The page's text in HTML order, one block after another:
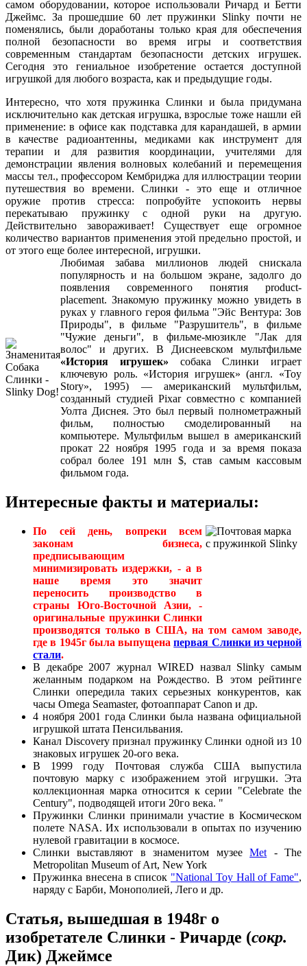
самом оборудовании, которое использовали Ричард и Бетти
Джеймс. За прошедшие 60 лет пружинки Slinky почти не
поменялись, были доработаны только края для обеспечения
полной безопасности во время игры и соответствия
современным стандартам безопасности детских игрушек.
Сегодня это гениальное изобретение остается доступной
игрушкой для любого возраста, как и предыдущие годы.
Интересно, что хотя пружинка Слинки и была придумана
исключительно как детская игрушка, взрослые тоже нашли ей
применение: в офисе как подставка для карандашей, в армии
в качестве радиоантенны, медиками как инструмент для
терапии и для развития координации, учителями для
демонстрации явления волновых колебаний и перемещения
массы тел., профессором Кембриджа для иллюстрации теории
путешествия во времени. Слинки - это еще и отличное
оружие против стресса: попробуйте успокоить нервы
перекатываю пружинку с одной руки на другую.
Действительно завораживает! Существует еще огромное
количество вариантов применения этой предельно простой, и
от этого еще более интересной, игрушки.
Любимая забава миллионов людей снискала
популярность и на большом экране, задолго до
появления современного понятия product-
placement. Знакомую пружинку можно увидеть в
руках у главного героя фильма "Эйс Вентура: Зов
Природы", в фильме "Разрушитель", в фильме
"Чужие деньги", в фильме-мюзикле "Лак для
волос" и других. В Диснеевском мультфильме
«История игрушек» собака Слинки играет
ключевую роль. «История игрушек» (англ. «Toy
Story», 1995) — американский мультфильм,
созданный студией Pixar совместно с компанией
Уолта Диснея. Это был первый полнометражный
фильм, полностью смоделированный на
компьютере. Мультфильм вышел в американский
прокат 22 ноября 1995 года и за время показа
собрал более 191 млн $, став самым кассовым
фильмом года.
Интересные факты и материалы:
По сей день, вопреки всем
законам бизнеса,
предписывающим
минимизировать издержки, - а в
наше время это значит
переносить производство в
страны Юго-Восточной Азии, -
оригинальные пружинки Слинки
производятся только в США, на том самом заводе,
где в 1945г была выпущенапервая Слинки из черной
стали.
В декабре 2007 журнал WIRED назвал Slinky самым
желанным подарком на Рождество. В этом рейтинге
Слинки опередила таких серьезных конкурентов, как
часы Omega Seamaster, фотоаппарат Canon и др.
4 ноября 2001 года Слинки была названа официальной
игрушкой штата Пенсильвания.
Канал Discovery признал пружинку Слинки одной из 10
знаковых игрушек 20-ого века.
В 1999 году Почтовая служба США выпустила
почтовую марку с изображением этой игрушки. Эта
коллекционная марка относится к серии "Celebrate the
Century", подводящей итоги 20го века. "
Пружинки Слинки принимали участие в Космическом
полете NASA. Их использовали в опытах по изучению
нулевой гравитации в космосе.
Слинки выставляют в знаменитом музееMet - The
Metropolitan Museum of Art, New York
Пружинка внесена в список "National Toy Hall of Fame",
наряду с Барби, Монополией, Лего и др.
Статья, вышедшая в 1948г о
изобретателе Слинки - Ричарде (сокр.
Дик) Джеймсе